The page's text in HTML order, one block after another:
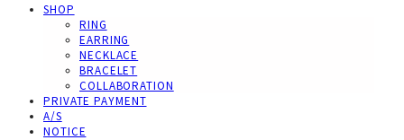
SHOP
RING
EARRING
NECKLACE
BRACELET
COLLABORATION
PRIVATE PAYMENT
A/S
NOTICE